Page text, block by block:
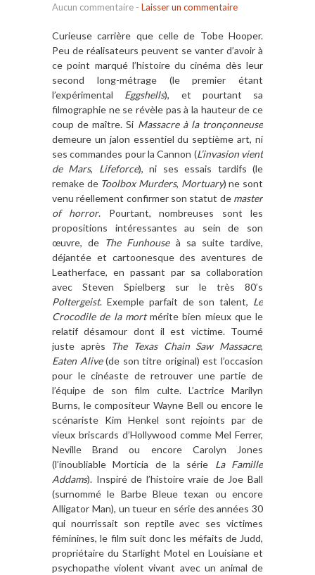
Aucun commentaire - Laisser un commentaire
Curieuse carrière que celle de Tobe Hooper.
Peu de réalisateurs peuvent se vanter d’avoir à
ce point marqué l’histoire du cinéma dès leur
second long-métrage (le premier étant
l’expérimental Eggshells), et pourtant sa
filmographie ne se révèle pas à la hauteur de ce
coup de maître. Si Massacre à la tronçonneuse
demeure un jalon essentiel du septième art, ni
ses commandes pour la Cannon (L’invasion vient
de Mars, Lifeforce), ni ses essais tardifs (le
remake de Toolbox Murders, Mortuary) ne sont
venu réellement confirmer son statut de master
of horror. Pourtant, nombreuses sont les
propositions intéressantes au sein de son
œuvre, de The Funhouseà sa suite tardive,
déjantée et cartoonesque des aventures de
Leatherface, en passant par sa collaboration
avec Steven Spielberg sur le très 80’s
Poltergeist. Exemple parfait de son talent, Le
Crocodile de la mortmérite bien mieux que le
relatif désamour dont il est victime. Tourné
juste après The Texas Chain Saw Massacre,
Eaten Alive(de son titre original) est l’occasion
pour le cinéaste de retrouver une partie de
l’équipe de son film culte. L’actrice Marilyn
Burns, le compositeur Wayne Bell ou encore le
scénariste Kim Henkel sont rejoints par de
vieux briscards d’Hollywood comme Mel Ferrer,
Neville Brand ou encore Carolyn Jones
(l’inoubliable Morticia de la série La Famille
Addams). Inspiré de l’histoire vraie de Joe Ball
(surnommé le Barbe Bleue texan ou encore
Alligator Man), un tueur en série des années 30
qui nourrissait son reptile avec ses victimes
féminines, le film suit donc les méfaits de Judd,
propriétaire du Starlight Motel en Louisiane et
psychopathe violent vivant avec un animal de